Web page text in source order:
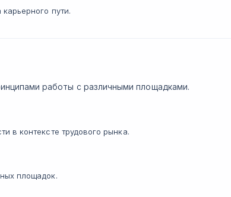
пути.
работы с различными площадками.
в контексте трудового рынка.
площадок.